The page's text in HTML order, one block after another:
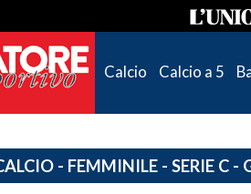
Calcio Calcio a 5
- FEMMINILE - SERIE C -